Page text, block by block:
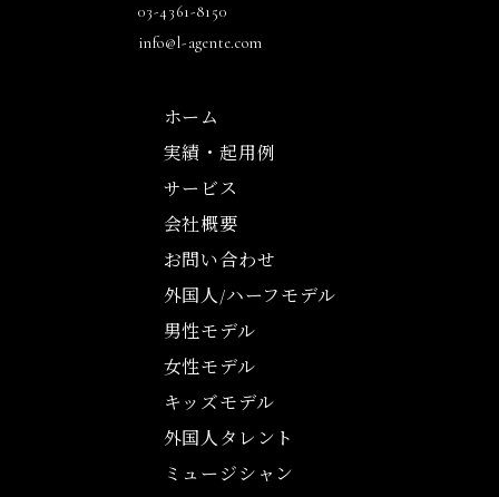
03-4361-8150
info@l-agente.com
ホーム
実績・起用例
サービス
会社概要
お問い合わせ
外国人/ハーフモデル
男性モデル
女性モデル
キッズモデル
外国人タレント
ミュージシャン